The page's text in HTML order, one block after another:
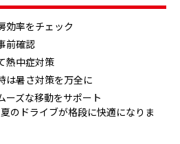
効率をチェック
前確認
熱中症対策
は暑さ対策を万全に
ーズな移動をサポート
のドライブが格段に快適になりま